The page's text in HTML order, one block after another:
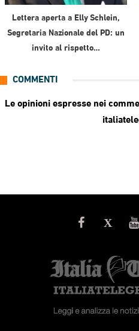
Lettera aperta a Elly Schlein,
Segretaria Nazionale del PD: un
invito al rispetto…
COMMENTI
Le opinioni espresse nei